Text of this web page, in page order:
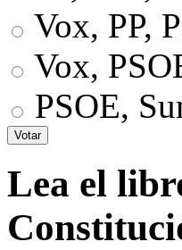
Vox, PP,
Vox,
PSOE,
Lea el